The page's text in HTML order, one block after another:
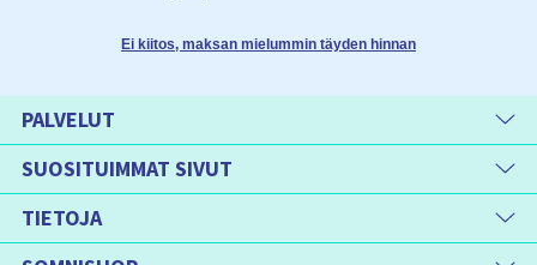
Ei kiitos, maksan mielummin täyden hinnan
PALVELUT
SUOSITUIMMAT SIVUT
TIETOJA